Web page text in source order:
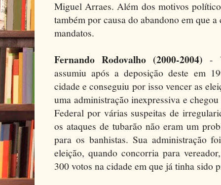
Miguel Arraes. Além dos motivos
também por causa do abandono em que
mandatos.
Fernando Rodovalho (2000-2004) -
assumiu após a deposição deste em
cidade e conseguiu por isso vencer as
uma administração inexpressiva e
Federal por várias suspeitas de
os ataques de tubarão não eram um
para os banhistas. Sua administração
eleição, quando concorria para
300 votos na cidade em que já tinha sido